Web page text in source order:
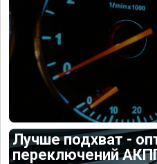
Лучше подхват -
переключений